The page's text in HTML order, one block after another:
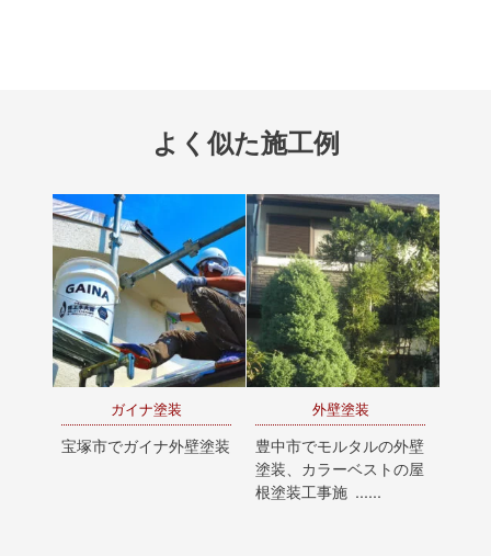
よく似た施工例
ガイナ塗装
宝塚市でガイナ外壁塗装
外壁塗装
豊中市でモルタルの外壁
塗装、カラーベストの屋
根塗装工事施 ......